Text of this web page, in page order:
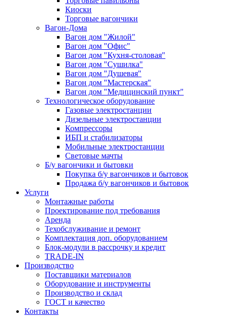
Киоски
Торговые вагончики
Вагон-Дома
Вагон дом "Жилой"
Вагон дом "Офис"
Вагон дом "Кухня-столовая"
Вагон дом "Сушилка"
Вагон дом "Душевая"
Вагон дом "Мастерская"
Вагон дом "Медицинский пункт"
Технологическое оборудование
Газовые электростанции
Дизельные электростанции
Компрессоры
ИБП и стабилизаторы
Мобильные электростанции
Световые мачты
Б/у вагончики и бытовки
Покупка б/у вагончиков и бытовок
Продажа б/у вагончиков и бытовок
Услуги
Монтажные работы
Проектирование под требования
Аренда
Техобслуживание и ремонт
Комплектация доп. оборудованием
Блок-модули в рассрочку и кредит
TRADE-IN
Производство
Поставщики материалов
Оборудование и инструменты
Производство и склад
ГОСТ и качество
Контакты